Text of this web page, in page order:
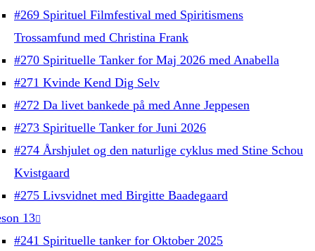
#269 Spirituel Filmfestival med Spiritismens
Trossamfund med Christina Frank
#270 Spirituelle Tanker for Maj 2026 med Anabella
#271 Kvinde Kend Dig Selv
#272 Da livet bankede på med Anne Jeppesen
#273 Spirituelle Tanker for Juni 2026
#274 Årshjulet og den naturlige cyklus med Stine Schou
Kvistgaard
#275 Livsvidnet med Birgitte Baadegaard
13
#241 Spirituelle tanker for Oktober 2025